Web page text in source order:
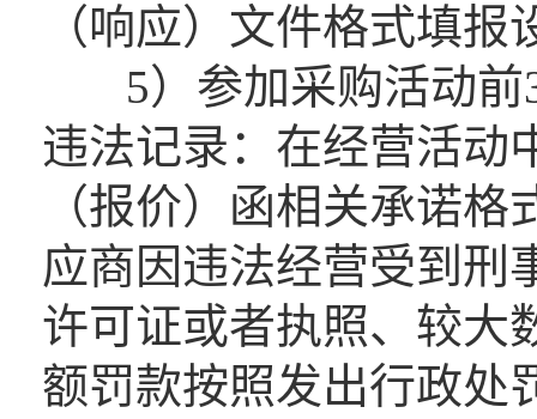
（响应）文件格式填
5）参加采购活动前3
违法记录：在经营活动
（报价）函相关承诺
应商因违法经营受到刑
许可证或者执照、较大
额罚款按照发出行政处